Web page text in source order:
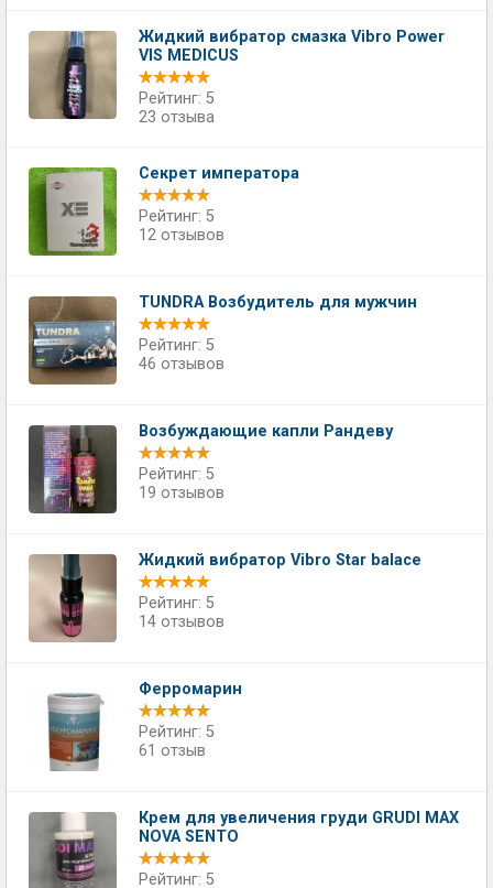
Жидкий вибратор смазка Vibro Power
VIS MEDICUS
Рейтинг: 5
23 отзыва
Секрет императора
Рейтинг: 5
12 отзывов
TUNDRA Возбудитель для мужчин
Рейтинг: 5
46 отзывов
Возбуждающие капли Рандеву
Рейтинг: 5
19 отзывов
Жидкий вибратор Vibro Star balace
Рейтинг: 5
14 отзывов
Ферромарин
Рейтинг: 5
61 отзыв
Крем для увеличения груди GRUDI MAX
NOVA SENTO
Рейтинг: 5